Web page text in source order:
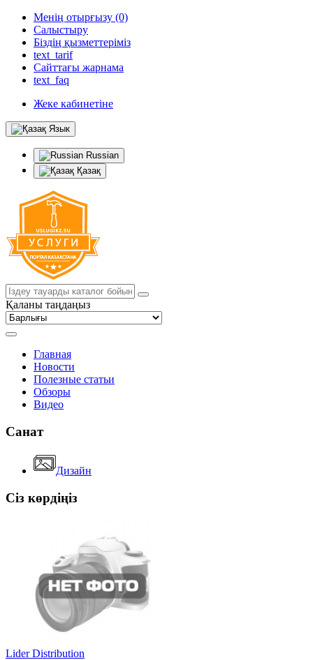
Менің отырғызу (0)
Салыстыру
Біздің қызметтеріміз
text_tarif
Сайттағы жарнама
text_faq
Жеке кабинетіне
Язык
Russian
Қазақ
Қаланы таңдаңыз
Главная
Новости
Полезные статьи
Обзоры
Видео
Санат
Дизайн
Сіз көрдіңіз
Lider Distribution